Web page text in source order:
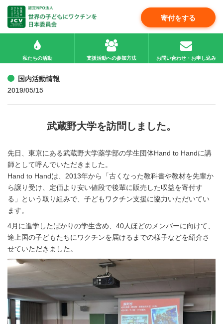
寄付をする
私たちの活動 支援活動への参加方法 お問い合わせ・お申し込み
国内活動情報
2019/05/15
武蔵野大学を訪問しました。
先日、東京にある武蔵野大学薬学部の学生団体Hand to Handに講
師として呼んでいただきました。
Hand to Handは、2013年から「古くなった教科書や教材を先輩か
ら譲り受け、定価より安い値段で後輩に販売した収益を寄付す
る」という取り組みで、子どもワクチン支援に協力いただいてい
ます。
4月に進学したばかりの学生含め、40人ほどのメンバーに向けて、
途上国の子どもたちにワクチンを届けるまでの様子などを紹介さ
せていただきました。